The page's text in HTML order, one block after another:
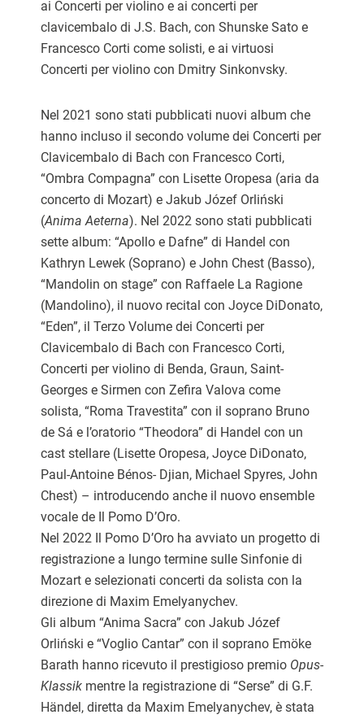
ai Concerti per violino e ai concerti per
clavicembalo di J.S. Bach, con Shunske Sato e
Francesco Corti come solisti, e ai virtuosi
Concerti per violino con Dmitry Sinkonvsky.
Nel 2021 sono stati pubblicati nuovi album che
hanno incluso il secondo volume dei Concerti per
Clavicembalo di Bach con Francesco Corti,
“Ombra Compagna” con Lisette Oropesa (aria da
concerto di Mozart) e Jakub Józef Orliński
(Anima Aeterna). Nel 2022 sono stati pubblicati
sette album: “Apollo e Dafne” di Handel con
Kathryn Lewek (Soprano) e John Chest (Basso),
“Mandolin on stage” con Raffaele La Ragione
(Mandolino), il nuovo recital con Joyce DiDonato,
“Eden”, il Terzo Volume dei Concerti per
Clavicembalo di Bach con Francesco Corti,
Concerti per violino di Benda, Graun, Saint-
Georges e Sirmen con Zefira Valova come
solista, “Roma Travestita” con il soprano Bruno
de Sá e l’oratorio “Theodora” di Handel con un
cast stellare (Lisette Oropesa, Joyce DiDonato,
Paul-Antoine Bénos- Djian, Michael Spyres, John
Chest) – introducendo anche il nuovo ensemble
vocale de Il Pomo D’Oro.
Nel 2022 Il Pomo D’Oro ha avviato un progetto di
registrazione a lungo termine sulle Sinfonie di
Mozart e selezionati concerti da solista con la
direzione di Maxim Emelyanychev.
Gli album “Anima Sacra” con Jakub Józef
Orliński e “Voglio Cantar” con il soprano Emöke
Barath hanno ricevuto il prestigioso premio Opus-
Klassik mentre la registrazione di “Serse” di G.F.
Händel, diretta da Maxim Emelyanychev, è stata